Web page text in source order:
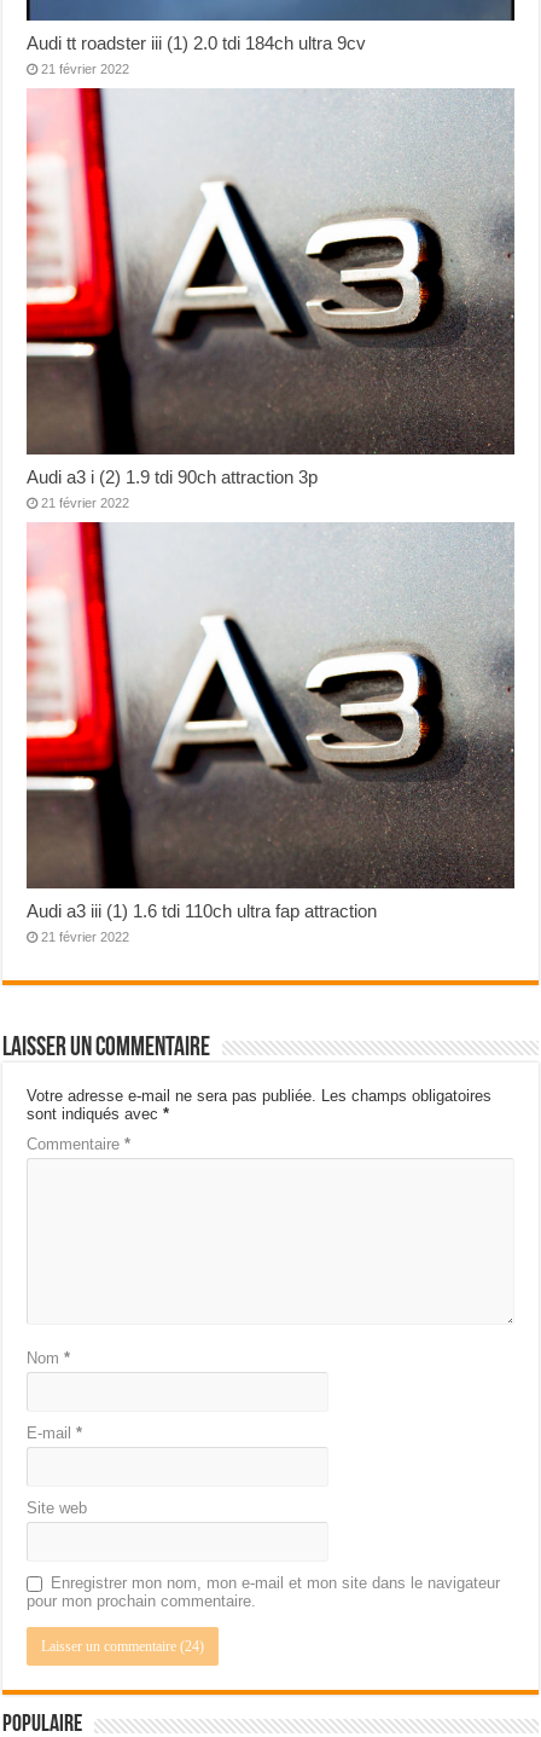
Audi tt roadster iii (1) 2.0 tdi 184ch ultra 9cv
21 février 2022
Audi a3 i (2) 1.9 tdi 90ch attraction 3p
21 février 2022
Audi a3 iii (1) 1.6 tdi 110ch ultra fap attraction
21 février 2022
Laisser un commentaire
Votre adresse e-mail ne sera pas publiée. Les champs obligatoires
sont indiqués avec*
Commentaire*
Nom*
E-mail*
Site web
Enregistrer mon nom, mon e-mail et mon site dans le navigateur
pour mon prochain commentaire.
Populaire